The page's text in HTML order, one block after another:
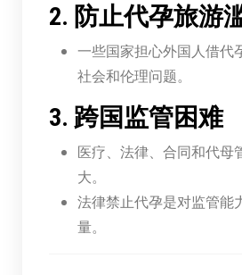
2. 防止代孕旅游
一些国家担心外国人借代
社会和伦理问题。
3. 跨国监管困难
医疗、法律、合同和代母
大。
法律禁止代孕是对监管能
量。